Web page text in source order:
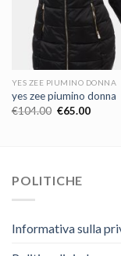
YES ZEE PIUMINO DONNA
yes zee piumino donna
€104.00 €65.00
POLITICHE
Informativa sulla